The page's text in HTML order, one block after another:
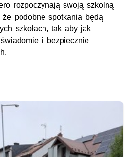
rozpoczynają swoją szkolną
że podobne spotkania będą
szkołach, tak aby jak
i bezpiecznie